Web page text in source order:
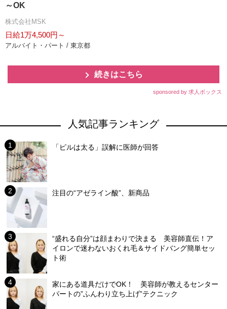
～OK
株式会社MSK
日給1万4,500円～
アルバイト・パート / 東京都
続きはこちら
sponsored by 求人ボックス
人気記事ランキング
「ピルは太る」誤解に医師が回答
注目の“アゼライン酸”、新商品
“盛れる自分”は顔まわりで決まる 美容師直伝！ア
イロンで迷わないおくれ毛＆サイドバング簡単セッ
ト術
家にある道具だけでOK！ 美容師が教えるセンター
パートの”ふんわり立ち上げ”テクニック